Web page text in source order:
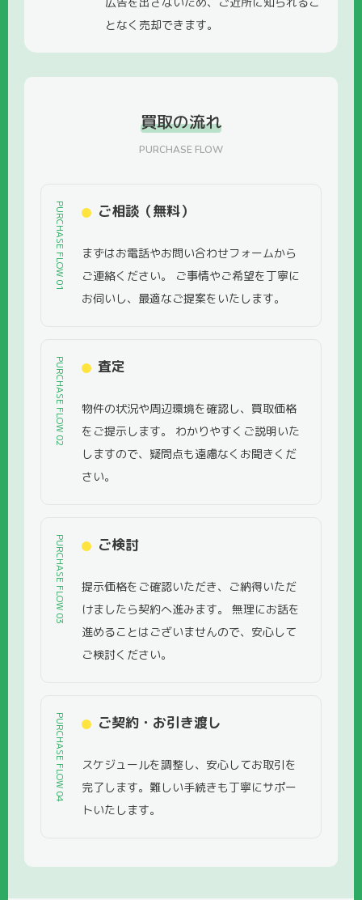
となく売却できます。
買取の流れ
PURCHASE FLOW
PURCHASE FLOW 01 ご相談（無料）
まずはお電話やお問い合わせフォームから
ご連絡ください。 ご事情やご希望を丁寧に
お伺いし、最適なご提案をいたします。
PURCHASE FLOW 02 査定
物件の状況や周辺環境を確認し、買取価格
をご提示します。 わかりやすくご説明いた
しますので、疑問点も遠慮なくお聞きくだ
さい。
PURCHASE FLOW 03 ご検討
提示価格をご確認いただき、ご納得いただ
けましたら契約へ進みます。 無理にお話を
進めることはございませんので、安心して
ご検討ください。
PURCHASE FLOW 04 ご契約・お引き渡し
スケジュールを調整し、安心してお取引を
完了します。難しい手続きも丁寧にサポー
トいたします。